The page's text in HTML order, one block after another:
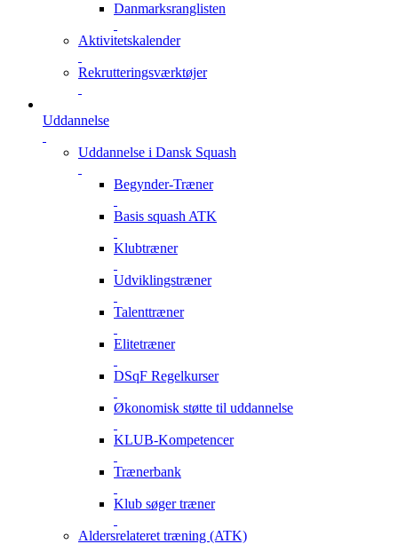
Danmarksranglisten
Aktivitetskalender
Rekrutteringsværktøjer
Uddannelse
Uddannelse i Dansk Squash
Begynder-Træner
Basis squash ATK
Klubtræner
Udviklingstræner
Talenttræner
Elitetræner
DSqF Regelkurser
Økonomisk støtte til uddannelse
KLUB-Kompetencer
Trænerbank
Klub søger træner
Aldersrelateret træning (ATK)